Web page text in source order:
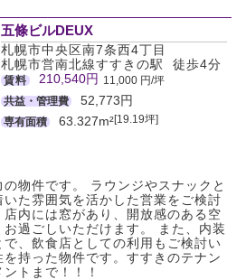
五條ビルDEUX
札幌市中央区南7条西4丁目
札幌市営南北線すすきの駅 徒歩4分
賃料 210,540円 11,000 円/坪
共益・管理費
52,773円
専有面積 63.327m²[19.19坪]
物件です。 ラウンジやスナックと
いた雰囲気を活かした営業をご検討
内には窓があり、開放感のある空
過ごしいただけます。 また、内装
、飲食店としての利用もご検討い
持った物件です。すすきのテナン
トまで！！！